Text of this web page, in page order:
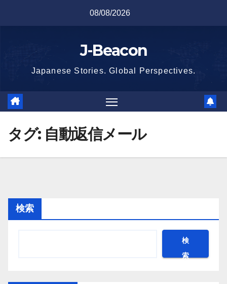
08/08/2026
J-Beacon
Japanese Stories. Global Perspectives.
タグ: 自動返信メール
検索
検
索